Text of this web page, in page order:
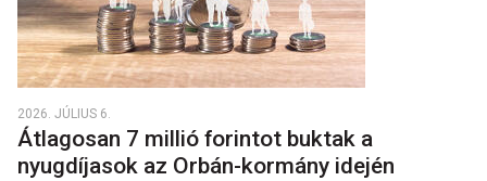
2026. JÚLIUS 6.
Átlagosan 7 millió forintot buktak a
nyugdíjasok az Orbán-kormány idején